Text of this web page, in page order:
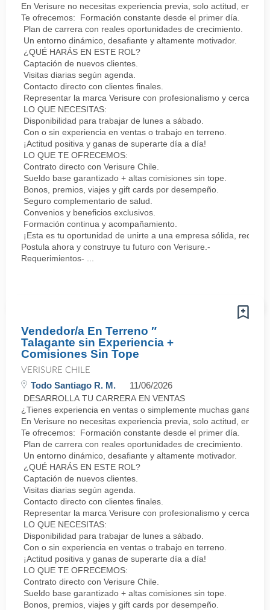
En Verisure no necesitas experiencia previa, solo actitud,
Te ofrecemos: Formación constante desde el primer día.
Plan de carrera con reales oportunidades de crecimiento.
Un entorno dinámico, desafiante y altamente motivador.
¿QUÉ HARÁS EN ESTE ROL?
Captación de nuevos clientes.
Visitas diarias según agenda.
Contacto directo con clientes finales.
Representar la marca Verisure con profesionalismo y cercanía.
LO QUE NECESITAS:
Disponibilidad para trabajar de lunes a sábado.
Con o sin experiencia en ventas o trabajo en terreno.
¡Actitud positiva y ganas de superarte día a día!
LO QUE TE OFRECEMOS:
Contrato directo con Verisure Chile.
Sueldo base garantizado + altas comisiones sin tope.
Bonos, premios, viajes y gift cards por desempeño.
Seguro complementario de salud.
Convenios y beneficios exclusivos.
Formación continua y acompañamiento.
¡Esta es tu oportunidad de unirte a una empresa sólida,
Postula ahora y construye tu futuro con Verisure.-
Requerimientos- ...
Vendedor/a En Terreno ″
Talagante sin Experiencia +
Comisiones Sin Tope
VERISURE CHILE
Todo Santiago R. M. 11/06/2026
DESARROLLA TU CARRERA EN VENTAS
¿Tienes experiencia en ventas o simplemente muchas ganas
En Verisure no necesitas experiencia previa, solo actitud,
Te ofrecemos: Formación constante desde el primer día.
Plan de carrera con reales oportunidades de crecimiento.
Un entorno dinámico, desafiante y altamente motivador.
¿QUÉ HARÁS EN ESTE ROL?
Captación de nuevos clientes.
Visitas diarias según agenda.
Contacto directo con clientes finales.
Representar la marca Verisure con profesionalismo y cercanía.
LO QUE NECESITAS:
Disponibilidad para trabajar de lunes a sábado.
Con o sin experiencia en ventas o trabajo en terreno.
¡Actitud positiva y ganas de superarte día a día!
LO QUE TE OFRECEMOS:
Contrato directo con Verisure Chile.
Sueldo base garantizado + altas comisiones sin tope.
Bonos, premios, viajes y gift cards por desempeño.